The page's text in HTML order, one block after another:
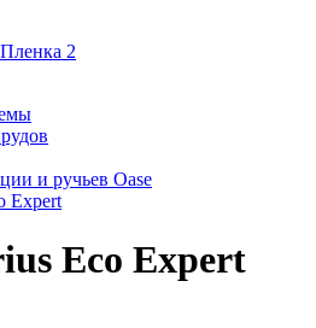
и ручьев Oase
Expert
Eco Expert